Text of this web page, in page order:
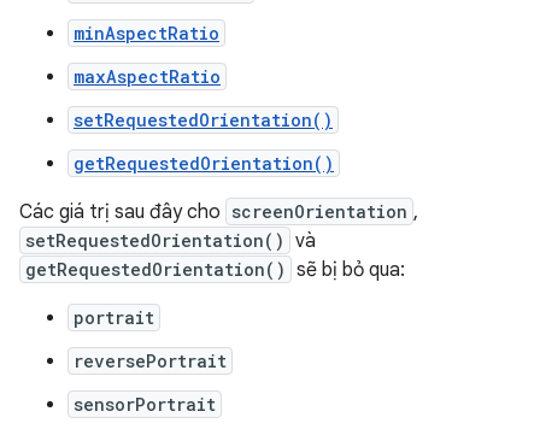
minAspectRatio
maxAspectRatio
setRequestedOrientation()
getRequestedOrientation()
Các giá trị sau đây cho screenOrientation ,
setRequestedOrientation() và
getRequestedOrientation() sẽ bị bỏ qua:
portrait
reversePortrait
sensorPortrait